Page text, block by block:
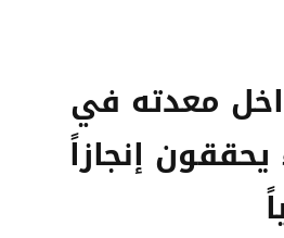
داخل معدته في
إنجازاً